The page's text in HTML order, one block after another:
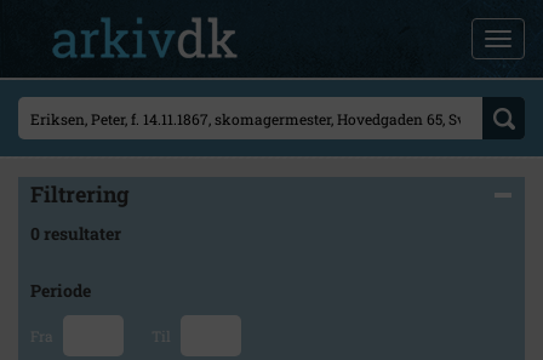
Filtrering
0 resultater
Periode
Fra Til